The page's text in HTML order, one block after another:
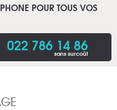
POUR TOUS VOS
022 786 14 86
sans surcoût